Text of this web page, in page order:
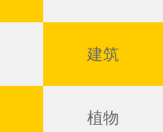
建筑
植物